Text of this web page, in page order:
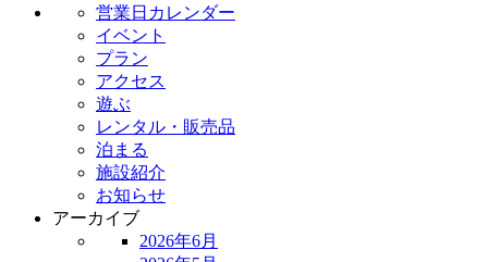
営業日カレンダー
イベント
プラン
アクセス
遊ぶ
レンタル・販売品
泊まる
施設紹介
お知らせ
アーカイブ
2026年6月